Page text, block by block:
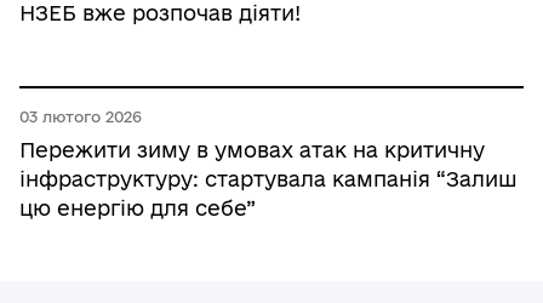
НЗЕБ вже розпочав діяти!
03 лютого 2026
Пережити зиму в умовах атак на критичну
інфраструктуру: стартувала кампанія “Залиш
цю енергію для себе”